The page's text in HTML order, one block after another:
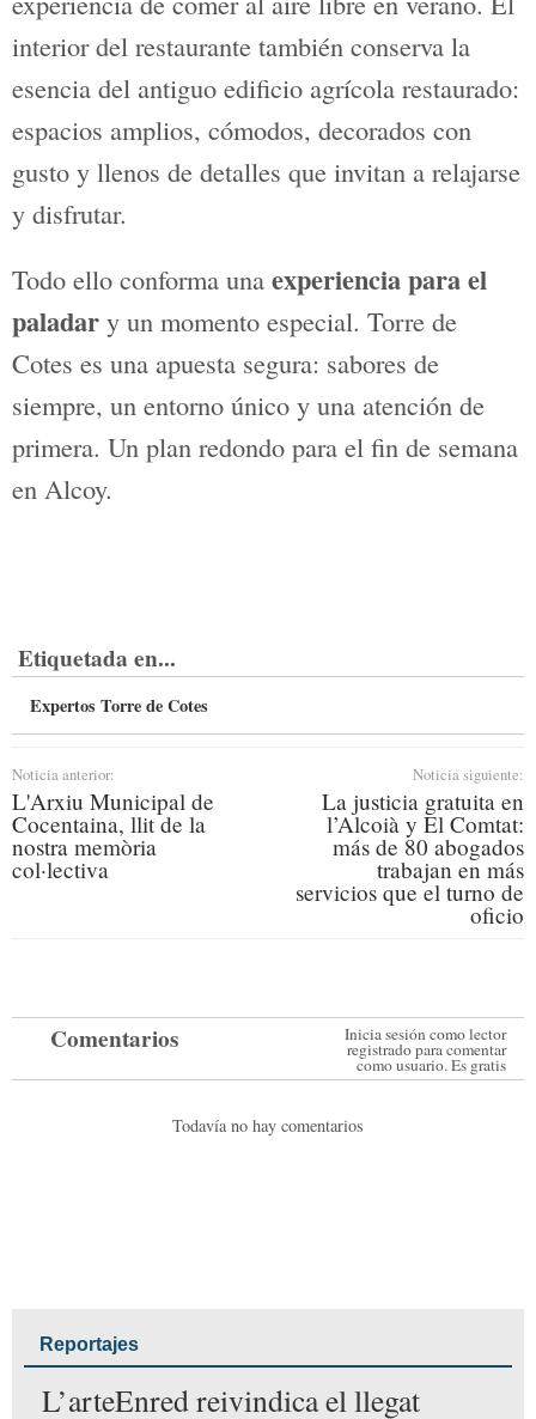
A modo de ejemplo, porque elmenú es
distinto cada fin de semana, podría ser
un carpacho de ahumados, una sabrosa
pericana, almejas en salsa marinera al
para todos los gustos: jarrete de cordero
cocinado a baja temperatura y acabado a
la brasa, arroz meloso, un plato de
cuchara tradicional o lomo de corvina
con salsa de suquet. El broche lo ponen
los postres caseros, que combinan
dulzura y originalidad para cerrar la
Desde su terraza, rodeada de árboles y
con vistas a la ciudad , se respira el aire